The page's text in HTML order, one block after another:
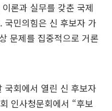
론과 실무를 갖춘 국제
국민의힘은 신 후보자 가
문제를 집중적으로 거론
국회에서 열린 신 후보자
인사청문회에서 “후보